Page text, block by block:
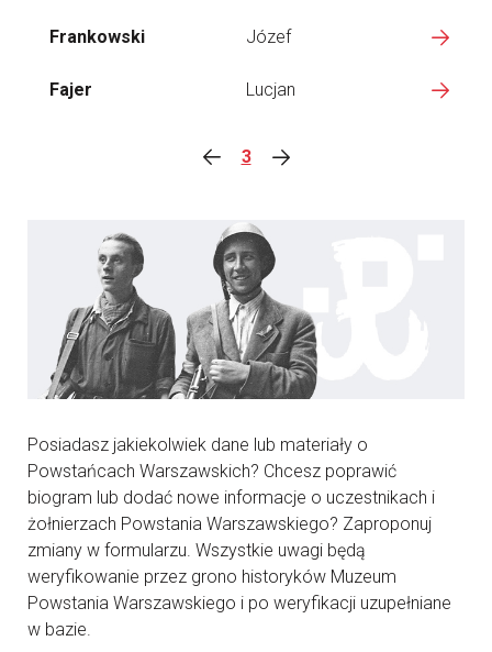
Frankowski Józef
Fajer Lucjan
3
Posiadasz jakiekolwiek dane lub materiały o
Powstańcach Warszawskich? Chcesz poprawić
biogram lub dodać nowe informacje o uczestnikach i
żołnierzach Powstania Warszawskiego? Zaproponuj
zmiany w formularzu. Wszystkie uwagi będą
weryfikowanie przez grono historyków Muzeum
Powstania Warszawskiego i po weryfikacji uzupełniane
w bazie.